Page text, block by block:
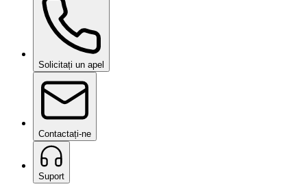
Solicitați un apel
Contactați-ne
Suport